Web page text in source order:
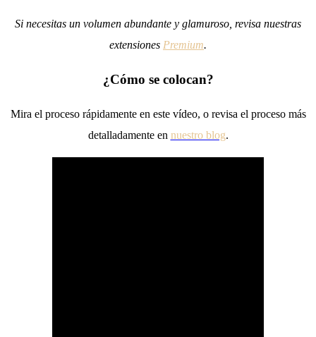
Si necesitas un volumen abundante y glamuroso, revisa nuestras
extensiones Premium.
¿Cómo se colocan?
Mira el proceso rápidamente en este vídeo, o revisa el proceso más
detalladamente en nuestro blog.